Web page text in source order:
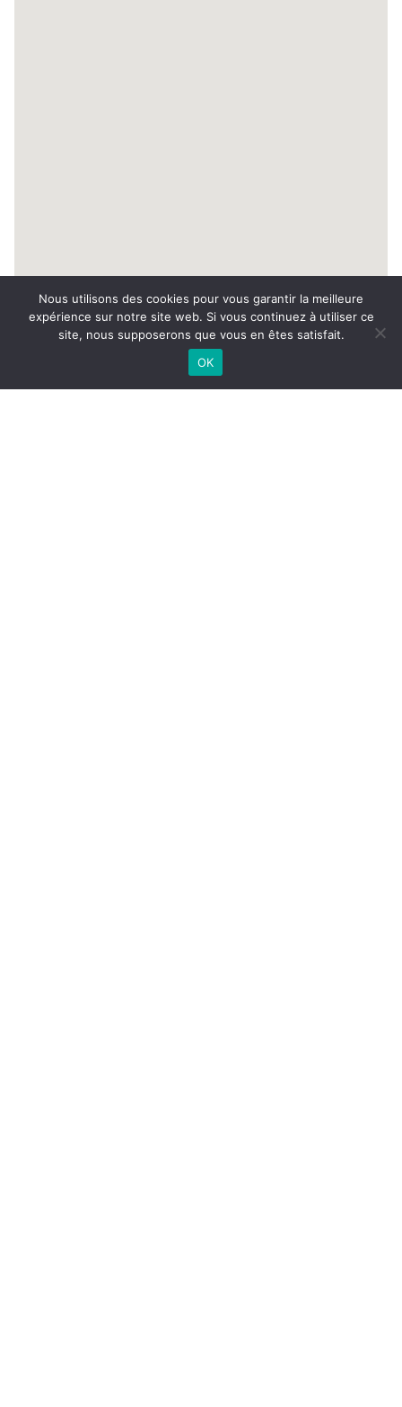
NOUS
CONTACTER
750000€
Nous utilisons des cookies pour vous garantir la meilleure
expérience sur notre site web. Si vous continuez à utiliser ce
site, nous supposerons que vous en êtes satisfait.
OK